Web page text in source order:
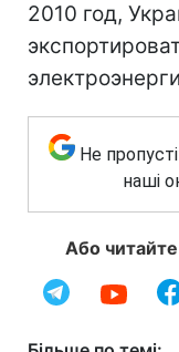
2010 год,
Не
наші
Або